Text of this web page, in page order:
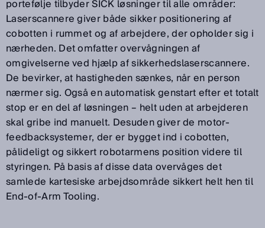
portefølje tilbyder SICK løsninger til alle områder:
Laserscannere giver både sikker positionering af
cobotten i rummet og af arbejdere, der opholder sig i
nærheden. Det omfatter overvågningen af
omgivelserne ved hjælp af sikkerhedslaserscannere.
De bevirker, at hastigheden sænkes, når en person
nærmer sig. Også en automatisk genstart efter et totalt
stop er en del af løsningen – helt uden at arbejderen
skal gribe ind manuelt. Desuden giver de motor-
feedbacksystemer, der er bygget ind i cobotten,
pålideligt og sikkert robotarmens position videre til
styringen. På basis af disse data overvåges det
samlede kartesiske arbejdsområde sikkert helt hen til
End-of-Arm Tooling.